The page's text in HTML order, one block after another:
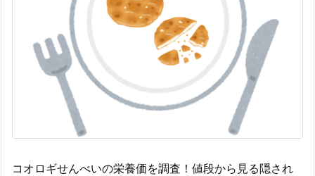
コオロギせんべいの栄養価を調査！値段から見る隠され